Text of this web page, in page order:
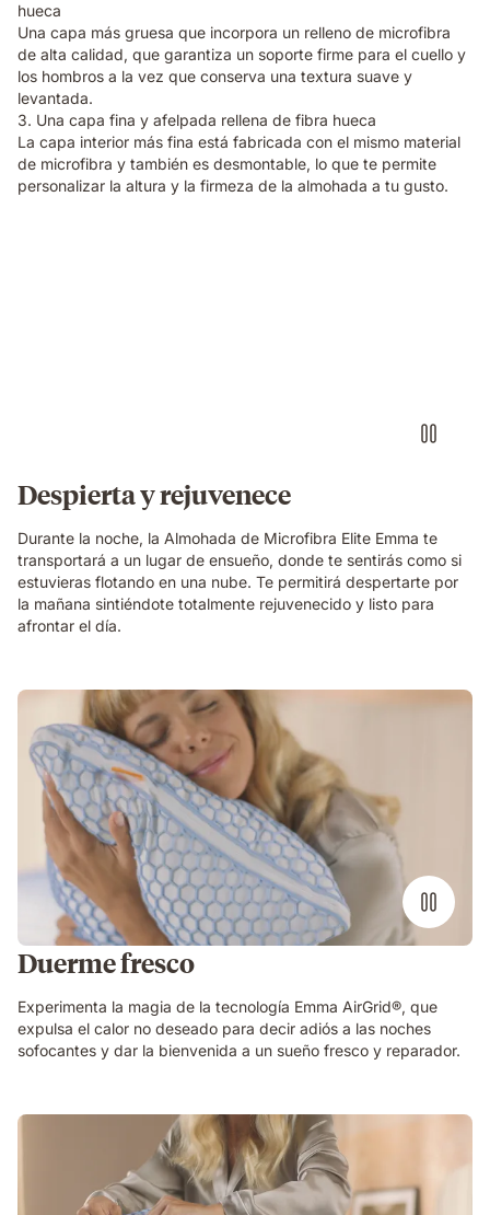
hueca
Una capa más gruesa que incorpora un relleno de microfibra
de alta calidad, que garantiza un soporte firme para el cuello y
los hombros a la vez que conserva una textura suave y
levantada.
3. Una capa fina y afelpada rellena de fibra hueca
La capa interior más fina está fabricada con el mismo material
de microfibra y también es desmontable, lo que te permite
personalizar la altura y la firmeza de la almohada a tu gusto.
Despierta y rejuvenece
Durante la noche, la Almohada de Microfibra Elite Emma te
transportará a un lugar de ensueño, donde te sentirás como si
estuvieras flotando en una nube. Te permitirá despertarte por
la mañana sintiéndote totalmente rejuvenecido y listo para
afrontar el día.
chica
joven
rubia
abraza
almohada
microfibra
emma
Duerme fresco
Experimenta la magia de la tecnología Emma AirGrid®, que
expulsa el calor no deseado para decir adiós a las noches
sofocantes y dar la bienvenida a un sueño fresco y reparador.
chica